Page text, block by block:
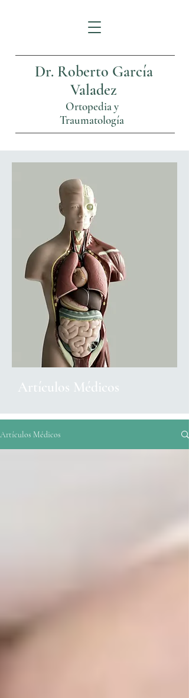
Dr. Roberto García
Valadez
Ortopedia y
Traumatología
Artículos Médicos
Artículos Médicos